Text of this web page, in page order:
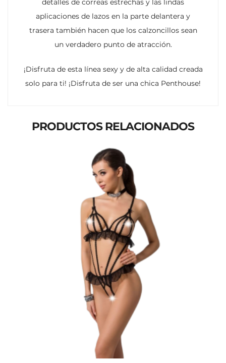
detalles de correas estrechas y las lindas
aplicaciones de lazos en la parte delantera y
trasera también hacen que los calzoncillos sean
un verdadero punto de atracción.
¡Disfruta de esta línea sexy y de alta calidad creada
solo para ti! ¡Disfruta de ser una chica Penthouse!
PRODUCTOS RELACIONADOS